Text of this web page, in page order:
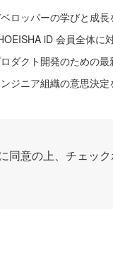
ロッパーの学びと成
iD 会員全体に
ダクト開発のための最
ジニア組織の意思決
同意の上、チェッ